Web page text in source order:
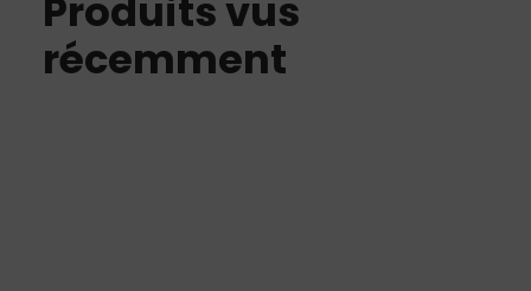
Produits vus
récemment